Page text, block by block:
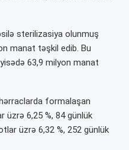
sterilizasiya olunmuş
manat təşkil edib. Bu
63,9 milyon manat
formalaşan
üzrə 6,25 %, 84 günlük
üzrə 6,32 %, 252 günlük